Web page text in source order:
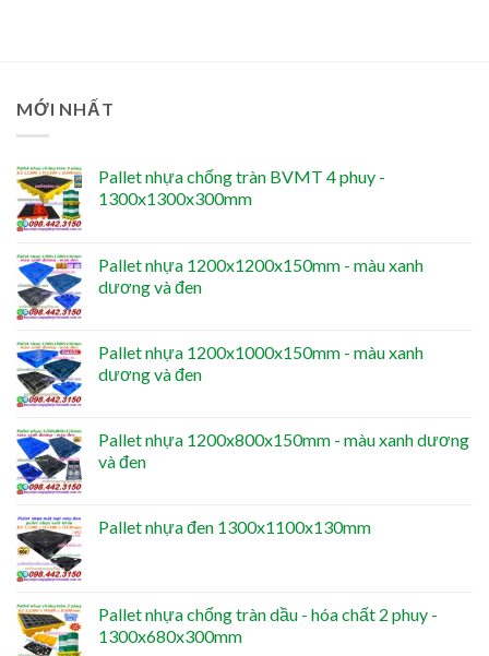
MỚI NHẤT
Pallet nhựa chống tràn BVMT 4 phuy -
1300x1300x300mm
Pallet nhựa 1200x1200x150mm - màu xanh
dương và đen
Pallet nhựa 1200x1000x150mm - màu xanh
dương và đen
Pallet nhựa 1200x800x150mm - màu xanh dương
và đen
Pallet nhựa đen 1300x1100x130mm
Pallet nhựa chống tràn dầu - hóa chất 2 phuy -
1300x680x300mm